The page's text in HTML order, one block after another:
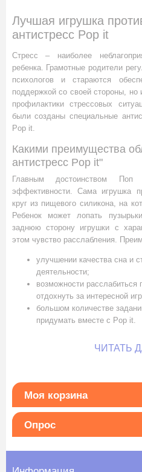
Лучшая игрушка
антистресс Pop it
Стресс – наиболее
ребенка. Грамотные родители
психологов и стараются
поддержкой со своей стороны, но
профилактики стрессовых
были созданы специальные
Pop it.
Какими преимущества
антистресс Pop itʺ
Главным достоинством
эффективности. Сама игрушка
круг из пищевого силикона, на
Ребенок может лопать
заднюю сторону игрушки с
этом чувство расслабления.
улучшении качества сна и
деятельности;
возможности расслабиться
отдохнуть за интересной
большом количестве
придумать вместе с Pop it.
ЧИТАТЬ
Моя корзина
Опрос